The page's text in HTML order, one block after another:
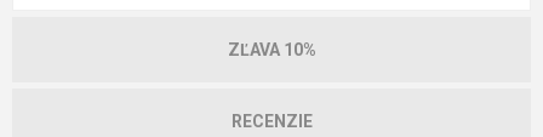
ZĽAVA 10%
RECENZIE